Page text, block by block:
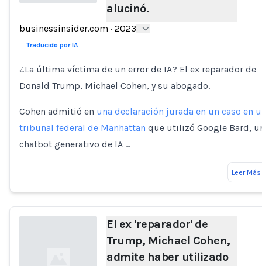
Loading...
alucinó.
businessinsider.com · 2023
Traducido por IA
¿La última víctima de un error de IA? El ex reparador de
Donald Trump, Michael Cohen, y su abogado.
Cohen admitió en una declaración jurada en un caso en
tribunal federal de Manhattan que utilizó Google Bard,
chatbot generativo de IA …
Leer Más
El ex 'reparador' de
Trump, Michael Cohen,
admite haber utilizado